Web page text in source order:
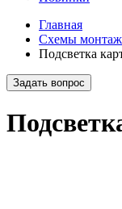
Главная
Схемы
Подсветка
Задать вопрос